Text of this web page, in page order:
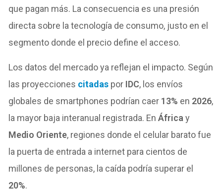
que pagan más. La consecuencia es una presión
directa sobre la tecnología de consumo, justo en el
segmento donde el precio define el acceso.
Los datos del mercado ya reflejan el impacto. Según
las proyecciones citadas por IDC, los envíos
globales de smartphones podrían caer 13% en 2026,
la mayor baja interanual registrada. EnÁfricay
Medio Oriente, regiones donde el celular barato fue
la puerta de entrada a internet para cientos de
millones de personas, la caída podría superar el
20%.